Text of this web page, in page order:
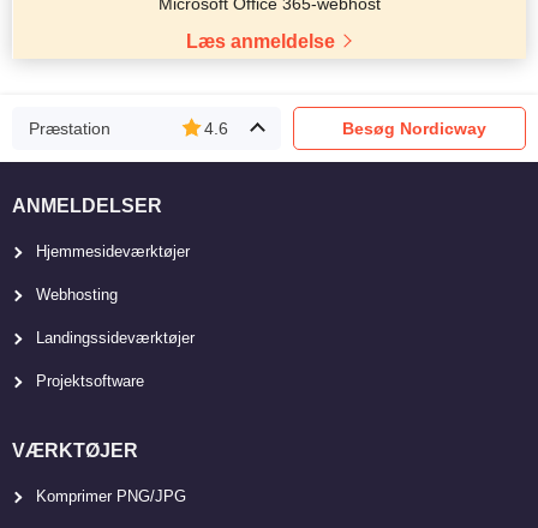
Læs anmeldelse
Præstation 4.6 Besøg Nordicway
ANMELDELSER
Hjemmesideværktøjer
Webhosting
Landingssideværktøjer
Projektsoftware
VÆRKTØJER
Komprimer PNG/JPG